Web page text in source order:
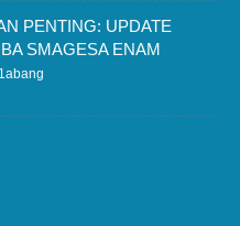
PENTING: UPDATE
SMAGESA ENAM